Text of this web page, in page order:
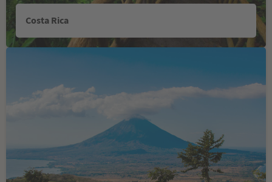
Costa Rica